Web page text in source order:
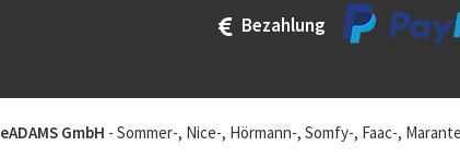
Bezahlung
eADAMS GmbH - Sommer-, Nice-, Hörmann-, Somfy-, Faac-,